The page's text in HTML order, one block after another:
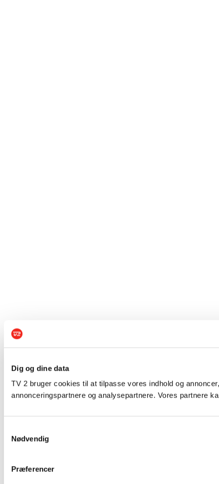
Dig og dine data
TV 2 bruger cookies til at tilpasse vores indhold og
annonceringspartnere og analysepartnere. Vores partnere
Nødvendig
Præferencer